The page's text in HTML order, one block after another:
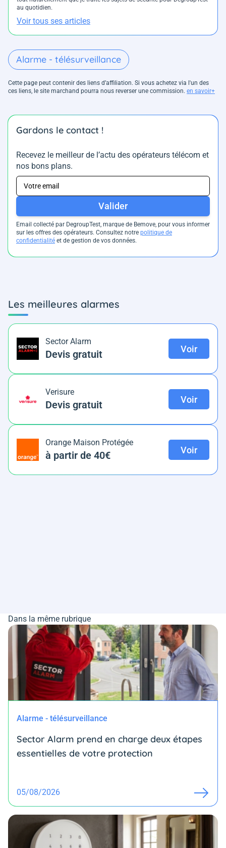
au quotidien.
Voir tous ses articles
Alarme - télésurveillance
Cette page peut contenir des liens d’affiliation. Si vous achetez via l'un des
ces liens, le site marchand pourra nous reverser une commission. en savoir+
Gardons le contact !
Recevez le meilleur de l’actu des opérateurs télécom et
nos bons plans.
Valider
Email collecté par DegroupTest, marque de Bemove, pour vous informer
sur les offres des opérateurs. Consultez notre politique de
confidentialité et de gestion de vos données.
Les meilleures alarmes
Sector Alarm
Devis gratuit Voir
Verisure
Devis gratuit Voir
Orange Maison Protégée
à partir de 40€ Voir
Dans la même rubrique
Alarme - télésurveillance
Sector Alarm prend en charge deux étapes
essentielles de votre protection
05/08/2026